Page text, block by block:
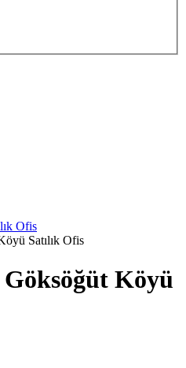
Ofis
Satılık Ofis
Köyü